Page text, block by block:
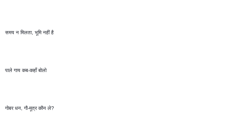
समय न मिलता, भूमि नहीं है
पाले गाय कब-कहाँ बोलो
गोबर धन, गौ-मूत्र कौन ले?